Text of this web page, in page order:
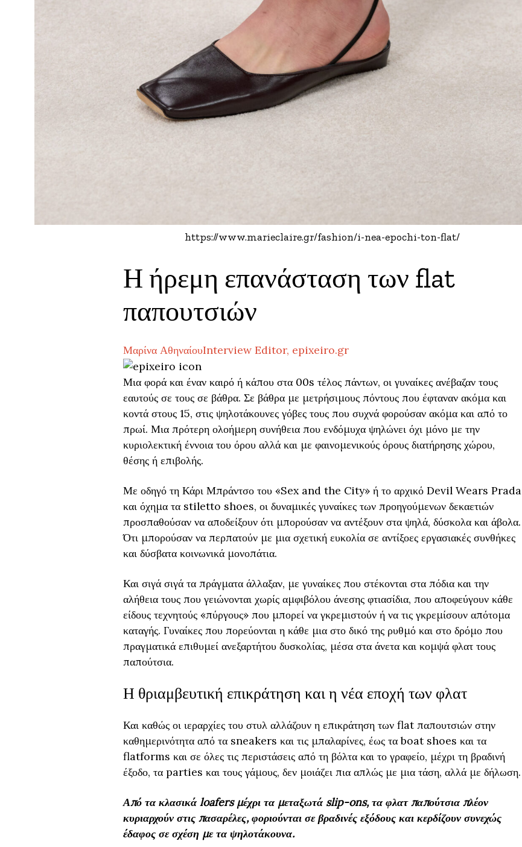
https://www.marieclaire.gr/fashion/i-nea-epochi-ton-flat/
Η ήρεμη επανάσταση των flat
παπουτσιών
Μαρίνα ΑθηναίουInterview Editor, epixeiro.gr
Μια φορά και έναν καιρό ή κάπου στα 00s τέλος πάντων, οι γυναίκες ανέβαζαν τους
εαυτούς σε τους σε βάθρα. Σε βάθρα με μετρήσιμους πόντους που έφταναν ακόμα και
κοντά στους 15, στις ψηλοτάκουνες γόβες τους που συχνά φορούσαν ακόμα και από το
πρωί. Μια πρότερη ολοήμερη συνήθεια που ενδόμυχα ψηλώνει όχι μόνο με την
κυριολεκτική έννοια του όρου αλλά και με φαινομενικούς όρους διατήρησης χώρου,
θέσης ή επιβολής.
Με οδηγό τη Κάρι Μπράντσο του «Sex and the City» ή το αρχικό Devil Wears Prada
και όχημα τα stiletto shoes, οι δυναμικές γυναίκες των προηγούμενων δεκαετιών
προσπαθούσαν να αποδείξουν ότι μπορούσαν να αντέξουν στα ψηλά, δύσκολα και άβολα.
Ότι μπορούσαν να περπατούν με μια σχετική ευκολία σε αντίξοες εργασιακές συνθήκες
και δύσβατα κοινωνικά μονοπάτια.
Και σιγά σιγά τα πράγματα άλλαξαν, με γυναίκες που στέκονται στα πόδια και την
αλήθεια τους που γειώνονται χωρίς αμφιβόλου άνεσης φτιασίδια, που αποφεύγουν κάθε
είδους τεχνητούς «πύργους» που μπορεί να γκρεμιστούν ή να τις γκρεμίσουν απότομα
καταγής. Γυναίκες που πορεύονται η κάθε μια στο δικό της ρυθμό και στο δρόμο που
πραγματικά επιθυμεί ανεξαρτήτου δυσκολίας, μέσα στα άνετα και κομψά φλατ τους
παπούτσια.
Η θριαμβευτική επικράτηση και η νέα εποχή των φλατ
Και καθώς οι ιεραρχίες του στυλ αλλάζουν η επικράτηση των flat παπουτσιών στην
καθημερινότητα από τα sneakers και τις μπαλαρίνες, έως τα boat shoes και τα
flatforms και σε όλες τις περιστάσεις από τη βόλτα και το γραφείο, μέχρι τη βραδινή
έξοδο, τα parties και τους γάμους, δεν μοιάζει πια απλώς με μια τάση, αλλά με δήλωση.
Από τα κλασικά loafers μέχρι τα μεταξωτά slip-ons, τα φλατ παπούτσια πλέον
κυριαρχούν στις πασαρέλες, φοριούνται σε βραδινές εξόδους και κερδίζουν συνεχώς
έδαφος σε σχέση με τα ψηλοτάκουνα.